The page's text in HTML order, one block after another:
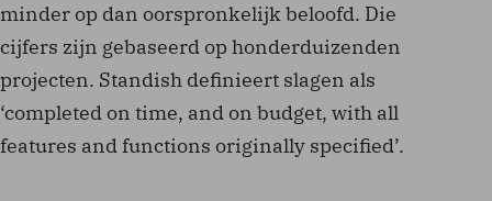
minder op dan oorspronkelijk beloofd. Die
cijfers zijn gebaseerd op honderduizenden
projecten. Standish definieert slagen als
‘completed on time, and on budget, with all
features and functions originally specified’.